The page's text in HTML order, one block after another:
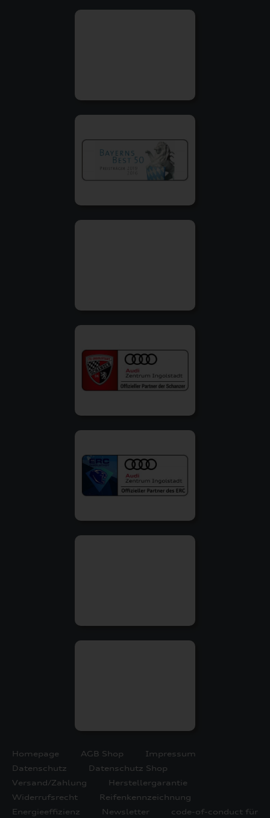
Homepage AGB Shop
Impressum
Datenschutz
Datenschutz Shop
Versand/Zahlung
Herstellergarantie
Widerrufsrecht
Reifenkennzeichnung
Energieeffizienz
Newsletter code-of-conduct für